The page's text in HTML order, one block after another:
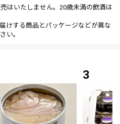
はいたしません。20歳未満の飲酒は
けする商品とパッケージなどが異な
い。